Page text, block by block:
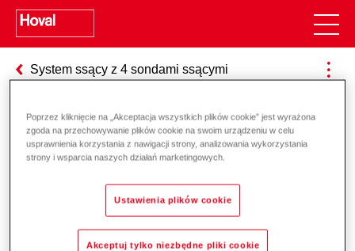
System ssący z 4 sondami ssącymi
Odpowiedzialność za energię i
Poprzez kliknięcie na „Akceptacja wszystkich plików cookie” jest wyrażona
zgoda na przechowywanie plików cookie na swoim urządzeniu w celu
usprawnienia korzystania z nawigacji strony, analizowania wykorzystania
strony i wsparcia naszych działań marketingowych.
Ustawienia plików cookie
Akceptuj tylko niezbędne pliki cookie